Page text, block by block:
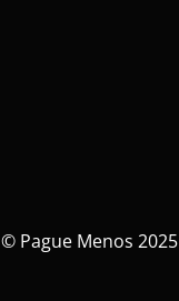
© Pague Menos 2025